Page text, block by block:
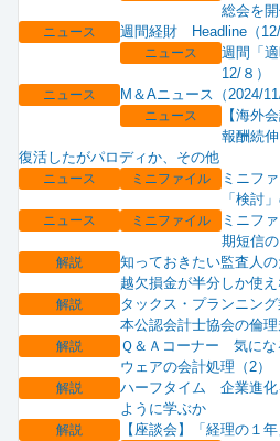
総会を
ニュース 週間経財 Headline（12/
ニュース
週間「
12/８）
ニュース M＆Aニュース（2024/
ニュース
【海外
報酬続
復活したがパロディか、その他
ニュース ミニファイル
ミニフ
「検討
ニュース ミニファイル
ミニフ
期短信
解説
知っておきたい監査人
越欠損金が半分しか使
解説
タックス・プランニン
本公認会計士協会の倫
解説
Ｑ＆Ａコーナー 気に
ウェアの会計処理（2）
解説
ハーフタイム 企業進
ように学ぶか
解説 【座談会】「経理の